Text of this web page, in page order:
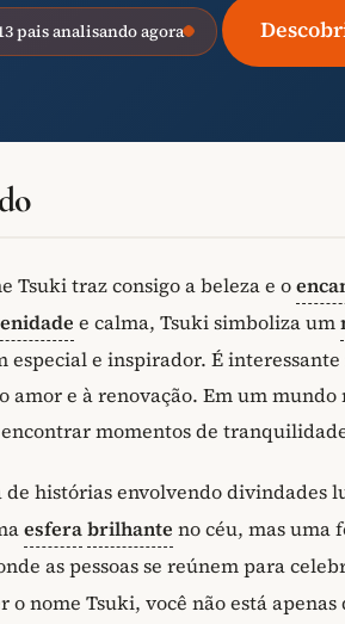
pais analisando agora
Tsuki traz consigo a beleza e o
e calma, Tsuki simboliza um
especial e inspirador. É
amor e à renovação. Em um
momentos de
de histórias envolvendo divindades
esferabrilhante no céu, mas uma
as pessoas se reúnem para
o nome Tsuki, você não está